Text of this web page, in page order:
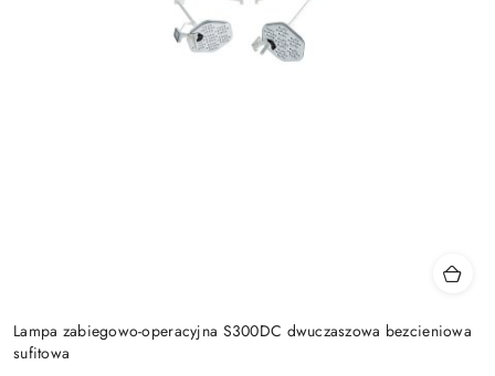
Lampa zabiegowo-operacyjna S300DC dwuczaszowa bezcieniowa
sufitowa